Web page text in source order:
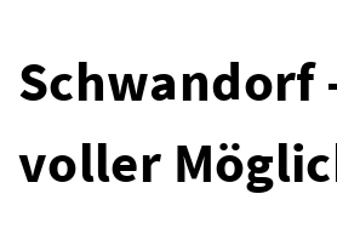
Schwandorf
voller